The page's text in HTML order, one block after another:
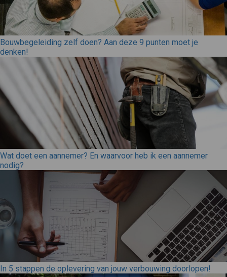
Bouwbegeleiding zelf doen? Aan deze 9 punten moet je
denken!
Wat doet een aannemer? En waarvoor heb ik een aannemer
nodig?
In 5 stappen de oplevering van jouw verbouwing doorlopen!